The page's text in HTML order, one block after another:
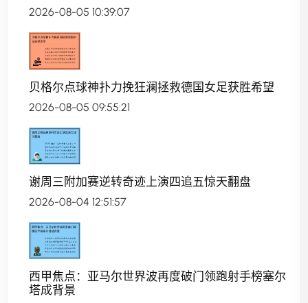
2026-08-05 10:39:07
贝格尔点球神扑力挽狂澜拯救德国女足获胜希望
2026-08-05 09:55:21
谢周三附加赛逆转奇迹上演四追五惊天翻盘
2026-08-04 12:51:57
西甲焦点：亚马尔世界波再度破门领跑射手榜塞尔
塔成背景